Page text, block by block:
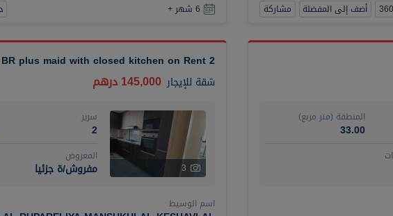
أضف إلى المفضلة مشاركة 6 شهر +
المنطقة (متر مربع)
33.00
2 BR plus maid with closed kitchen on Rent
شقة للإيجار 145,000 درهم
3
سرير
2
المعروض
مفروش/ة جزئيا
اسم الوسيط